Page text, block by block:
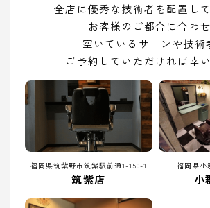
全店に優秀な技術者を配置して
お客様のご都合に合わ
空いているサロンや技術
ご予約していただければ幸い
福岡県筑紫野市筑紫駅前通1-150-1
筑紫店
福岡県小
小